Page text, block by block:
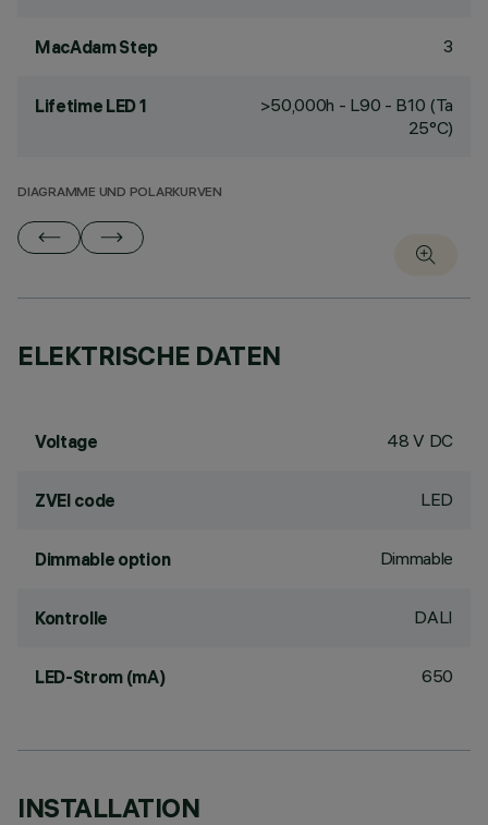
MacAdam Step 3
Lifetime LED 1
>50,000h - L90 - B10 (Ta
25°C)
DIAGRAMME UND POLARKURVEN
ELEKTRISCHE DATEN
Voltage 48 V DC
ZVEI code LED
Dimmable option Dimmable
Kontrolle DALI
LED-Strom (mA) 650
INSTALLATION